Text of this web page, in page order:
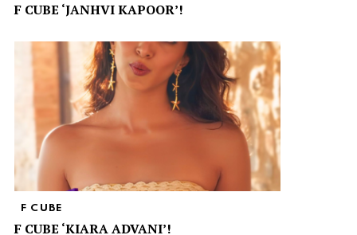
F CUBE ‘JANHVI KAPOOR’!
F CUBE
F CUBE ‘KIARA ADVANI’!